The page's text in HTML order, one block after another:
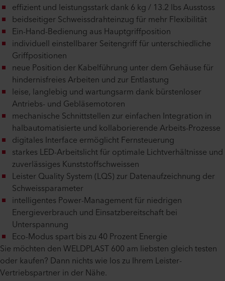
effizient und leistungsstark dank 6 kg / 13.2 lbs Ausstoss
beidseitiger Schweissdrahteinzug für mehr Flexibilität
Ein-Hand-Bedienung aus Hauptgriffposition
individuell einstellbarer Seitengriff für unterschiedliche
Griffpositionen
neue Position der Kabelführung unter dem Gehäuse für
hindernisfreies Arbeiten und zur Entlastung
leise, langlebig und wartungsarm dank bürstenloser
Antriebs- und Gebläsemotoren
mechanische Schnittstellen zur einfachen Integration in
halbautomatisierte und kollaborierende Arbeits-Prozesse
digitales Interface ermöglicht Fernsteuerung
starkes LED-Arbeitslicht für optimale Lichtverhältnisse und
zuverlässiges Kunststoffschweissen
Leister Quality System (LQS) zur Datenaufzeichnung der
Schweissparameter
intelligentes Power-Management für niedrigen
Energieverbrauch und Einsatzbereitschaft bei
Unterspannung
Eco-Modus spart bis zu 40 Prozent Energie
Sie möchten den WELDPLAST 600 am liebsten gleich testen
oder kaufen? Dann nichts wie los zu Ihrem Leister-
Vertriebspartner in der Nähe.